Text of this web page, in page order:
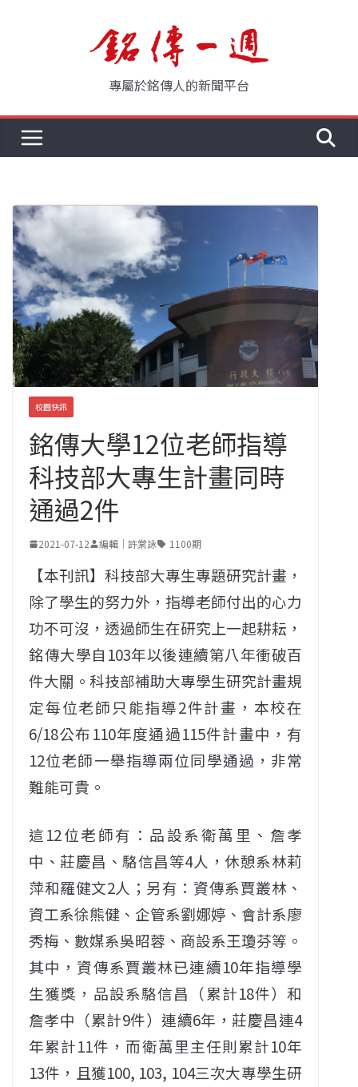
專屬於銘傳人的新聞平台
校園快訊
銘傳大學12位老師指導
科技部大專生計畫同時
通過2件
2021-07-12 編輯｜許棠詠 1100期
【本刊訊】科技部大專生專題研究計畫，
除了學生的努力外，指導老師付出的心力
功不可沒，透過師生在研究上一起耕耘，
銘傳大學自103年以後連續第八年衝破百
件大關。科技部補助大專學生研究計畫規
定每位老師只能指導2件計畫，本校在
6/18公布110年度通過115件計畫中，有
12位老師一舉指導兩位同學通過，非常
難能可貴。
這12位老師有：品設系衛萬里、詹孝
中、莊慶昌、駱信昌等4人，休憩系林莉
萍和羅健文2人；另有：資傳系賈叢林、
資工系徐熊健、企管系劉娜婷、會計系廖
秀梅、數媒系吳昭蓉、商設系王瓊芬等。
其中，資傳系賈叢林已連續10年指導學
生獲獎，品設系駱信昌（累計18件）和
詹孝中（累計9件）連續6年，莊慶昌連4
年累計11件，而衛萬里主任則累計10年
13件，且獲100, 103, 104三次大專學生研